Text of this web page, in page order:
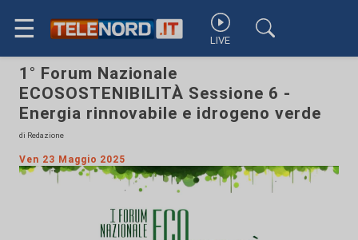
☰ LIVE
1° Forum Nazionale
ECOSOSTENIBILITÀ Sessione 6 -
Energia rinnovabile e idrogeno verde
di Redazione
Ven 23 Maggio 2025